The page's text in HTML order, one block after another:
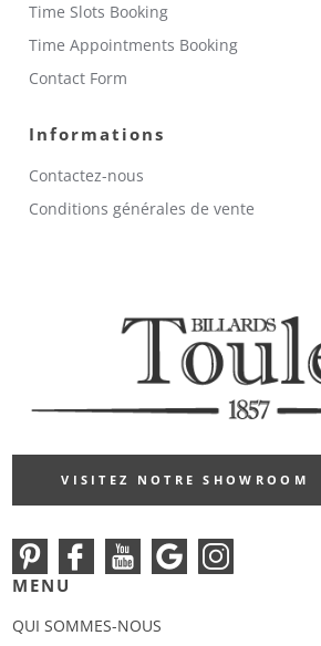
Time Slots Booking
Time Appointments Booking
Contact Form
Informations
Contactez-nous
Conditions générales de vente
VISITEZ NOTRE SHOWROOM
MENU
QUI SOMMES-NOUS